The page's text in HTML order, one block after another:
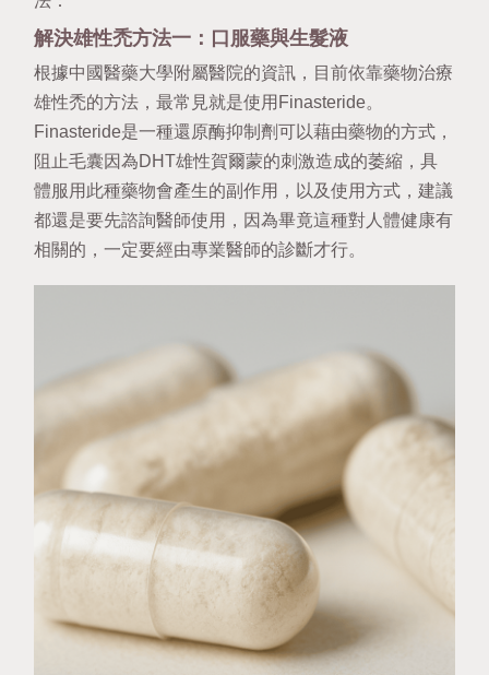
解決雄性禿方法一：口服藥與生髮液
根據中國醫藥大學附屬醫院的資訊，目前依靠藥物治療
雄性禿的方法，最常見就是使用Finasteride。
Finasteride是一種還原酶抑制劑可以藉由藥物的方式，
阻止毛囊因為DHT雄性賀爾蒙的刺激造成的萎縮，具
體服用此種藥物會產生的副作用，以及使用方式，建議
都還是要先諮詢醫師使用，因為畢竟這種對人體健康有
相關的，一定要經由專業醫師的診斷才行。